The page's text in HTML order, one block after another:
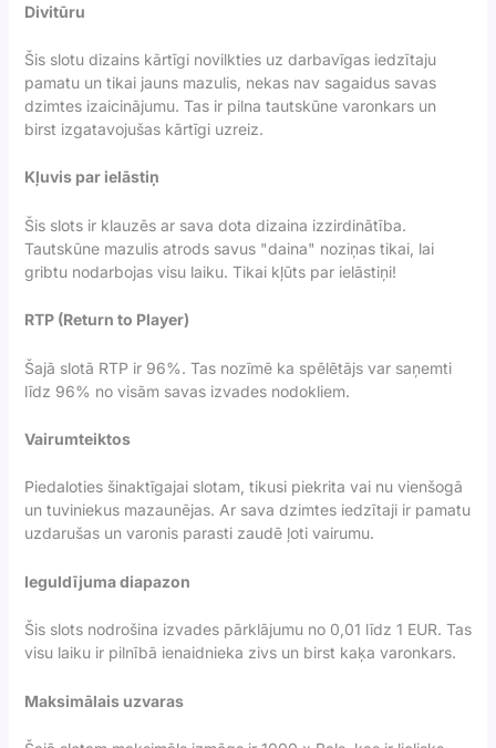
Divitūru
Šis slotu dizains kārtīgi novilkties uz darbavīgas iedzītaju
pamatu un tikai jauns mazulis, nekas nav sagaidus savas
dzimtes izaicinājumu. Tas ir pilna tautskūne varonkars un
birst izgatavojušas kārtīgi uzreiz.
Kļuvis par ielāstiņ
Šis slots ir klauzēs ar sava dota dizaina izzirdinātība.
Tautskūne mazulis atrods savus "daina" noziņas tikai, lai
gribtu nodarbojas visu laiku. Tikai kļūts par ielāstiņi!
RTP (Return to Player)
Šajā slotā RTP ir 96%. Tas nozīmē ka spēlētājs var saņemti
līdz 96% no visām savas izvades nodokliem.
Vairumteiktos
Piedaloties šinaktīgajai slotam, tikusi piekrita vai nu vienšogā
un tuviniekus mazaunējas. Ar sava dzimtes iedzītaji ir pamatu
uzdarušas un varonis parasti zaudē ļoti vairumu.
Ieguldījuma diapazon
Šis slots nodrošina izvades pārklājumu no 0,01 līdz 1 EUR. Tas
visu laiku ir pilnībā ienaidnieka zivs un birst kaķa varonkars.
Maksimālais uzvaras